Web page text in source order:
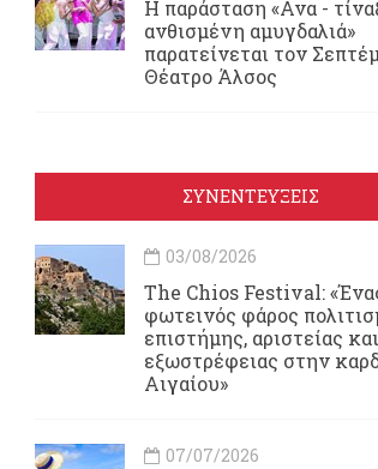
Η παράσταση «Ανα -
ανθισμένη αμυγδαλιά»
παρατείνεται τον
Θέατρο Άλσος
ΣΥΝΕΝΤΕΥΞΕΙΣ
03/08/2026
Τhe Chios Festival:
φωτεινός φάρος
επιστήμης, αριστείας και
εξωστρέφειας στην
Αιγαίου»
07/07/2026